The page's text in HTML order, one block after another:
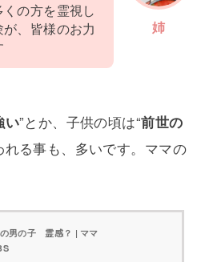
姉
の方を霊視し
、皆様のお力
い”とか、子供の頃は“前世の
れる事も、多いです。ママの
男の子 霊感？ | ママ